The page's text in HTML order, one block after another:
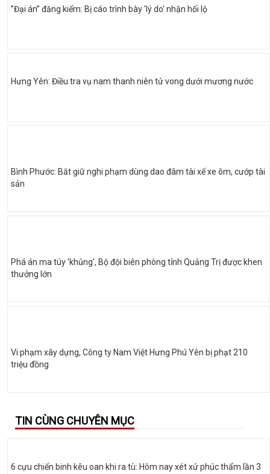
”Đại án” đăng kiểm: Bị cáo trình bày 'lý do' nhận hối lộ
Hưng Yên: Điều tra vụ nam thanh niên tử vong dưới mương nước
Bình Phước: Bắt giữ nghi phạm dùng dao đâm tài xế xe ôm, cướp tài
sản
Phá án ma túy 'khủng', Bộ đội biên phòng tỉnh Quảng Trị được khen
thưởng lớn
Vi phạm xây dựng, Công ty Nam Việt Hưng Phú Yên bị phạt 210
triệu đồng
TIN CÙNG CHUYÊN MỤC
6 cựu chiến binh kêu oan khi ra tù: Hôm nay xét xử phúc thẩm lần 3